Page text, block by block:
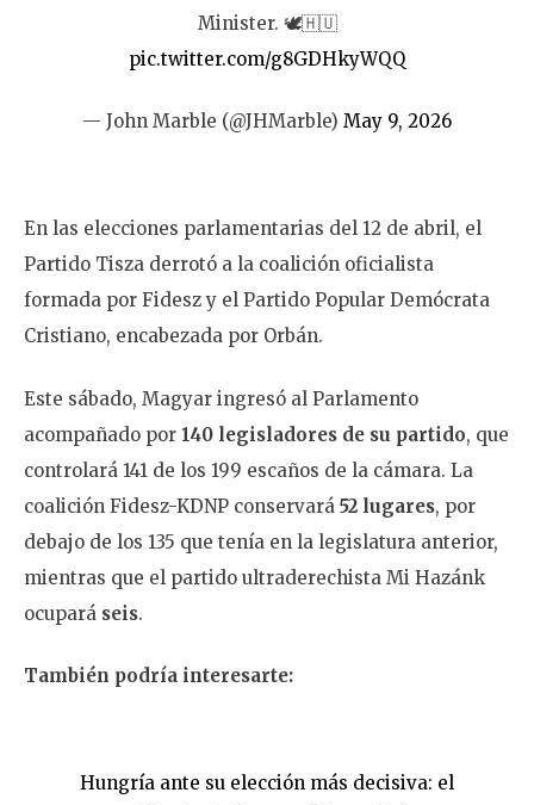
Minister. 🕊️🇭🇺
pic.twitter.com/g8GDHkyWQQ
— John Marble (@JHMarble) May 9, 2026
En las elecciones parlamentarias del 12 de abril, el
Partido Tisza derrotó a la coalición oficialista
formada por Fidesz y el Partido Popular Demócrata
Cristiano, encabezada por Orbán.
Este sábado, Magyar ingresó al Parlamento
acompañado por 140 legisladores de su partido, que
controlará 141 de los 199 escaños de la cámara. La
coalición Fidesz-KDNP conservará 52 lugares, por
debajo de los 135 que tenía en la legislatura anterior,
mientras que el partido ultraderechista Mi Hazánk
ocupará seis.
También podría interesarte:
Hungría ante su elección más decisiva: el